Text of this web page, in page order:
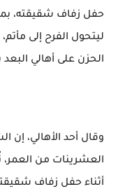
حفل زفاف شقيقته،
ليتحول الفرح إلى
الحزن على أهالي
وقال أحد الأهالي،
العشرينات من
أثناء حفل زفاف